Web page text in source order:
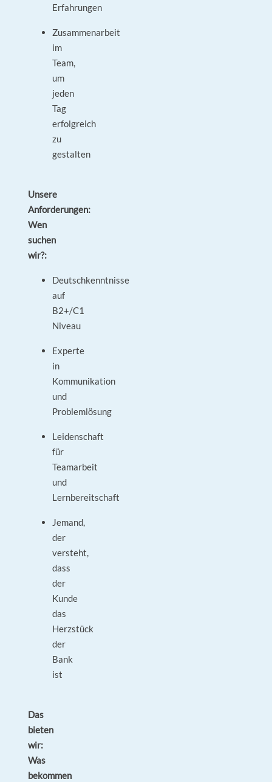
Erfahrungen
Zusammenarbeit
im
Team,
um
jeden
Tag
erfolgreich
zu
gestalten
Unsere
Anforderungen:
Wen
suchen
wir?:
Deutschkenntnisse
auf
B2+/C1
Niveau
Experte
in
Kommunikation
und
Problemlösung
Leidenschaft
für
Teamarbeit
und
Lernbereitschaft
Jemand,
der
versteht,
dass
der
Kunde
das
Herzstück
der
Bank
ist
Das
bieten
wir:
Was
bekommen